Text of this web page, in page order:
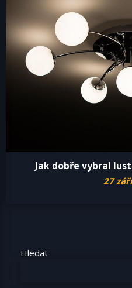
Jak dobře vybral
27
Hledat